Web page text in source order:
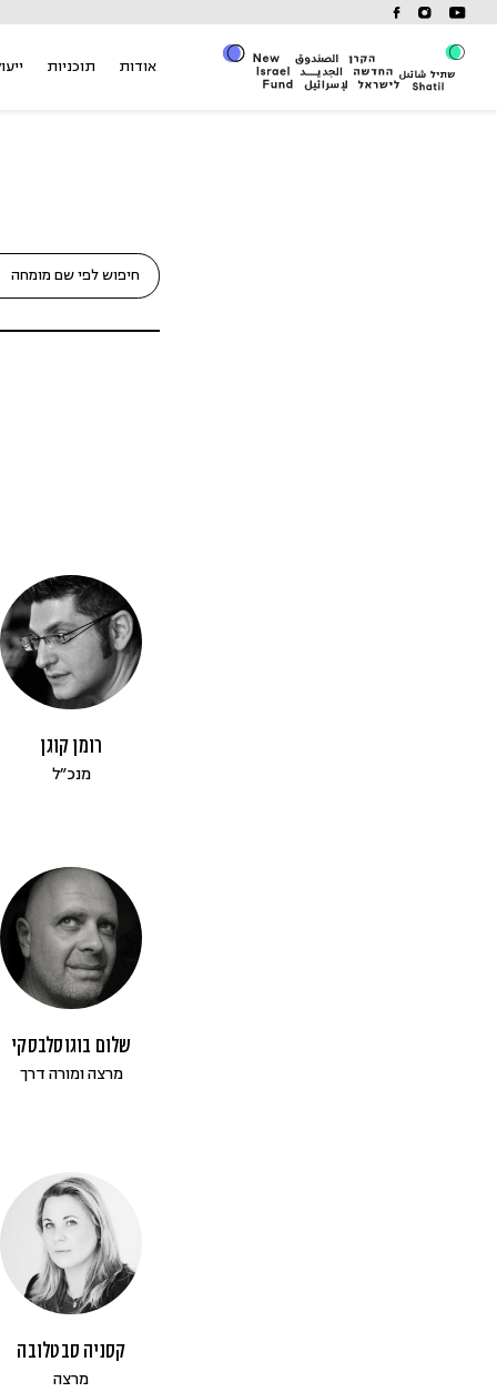
content
אודות תוכניות
רומן קוגן
מנכ״ל
שלום בוגוסלבסקי
מרצה ומורה דרך
קסניה סבטלובה
מרצה